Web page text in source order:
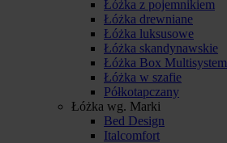
Łóżka z pojemnikiem
Łóżka drewniane
Łóżka luksusowe
Łóżka skandynawskie
Łóżka Box Multisystem
Łóżka w szafie
Półkotapczany
Łóżka wg. Marki
Bed Design
Italcomfort